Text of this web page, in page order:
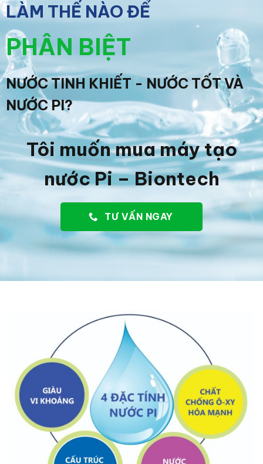
LÀM THẾ NÀO ĐỂ
PHÂN BIỆT
NƯỚC TINH KHIẾT - NƯỚC TỐT VÀ
NƯỚC PI?
Tôi muốn mua máy tạo
nước Pi – Biontech
TƯ VẤN NGAY